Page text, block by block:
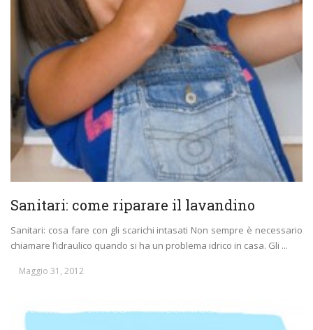
Sanitari: come riparare il lavandino
Sanitari: cosa fare con gli scarichi intasati Non sempre è necessario
chiamare l’idraulico quando si ha un problema idrico in casa. Gli ...
Maggio 31, 2012
LAVORI EDILI LAVORI IN CASA RIPARAZIONI IN CASA